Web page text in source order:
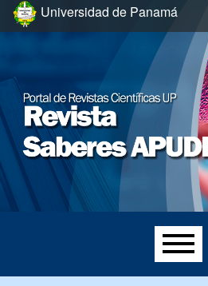
Ir al menú de navegación principal
Ir al contenido principal
Ir al pie de página del sitio
Universidad de Panamá
Menú principal